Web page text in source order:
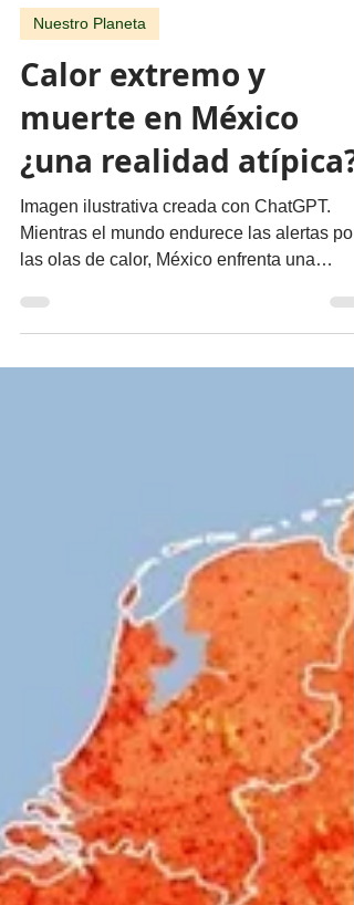
1 jul
3 min de lectura
Nuestro Planeta
Calor extremo y
muerte en México
¿una realidad atípica?
Imagen ilustrativa creada con ChatGPT.
Mientras el mundo endurece las alertas por
las olas de calor, México enfrenta una
el repartidor que pedalea durante las horas
de mayor radiación ultravioleta